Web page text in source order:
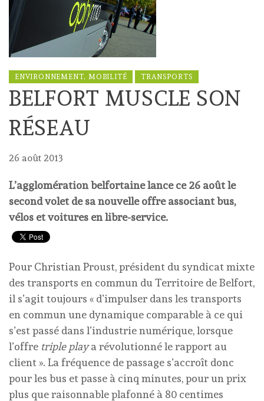
ENVIRONNEMENT, MOBILITÉ TRANSPORTS
BELFORT MUSCLE SON
RÉSEAU
26 août 2013
L’agglomération belfortaine lance ce 26 août le
second volet de sa nouvelle offre associant bus,
vélos et voitures en libre-service.
Pour Christian Proust, président du syndicat mixte
des transports en commun du Territoire de Belfort,
il s’agit toujours « d’impulser dans les transports
en commun une dynamique comparable à ce qui
s’est passé dans l’industrie numérique, lorsque
l’offre triple playa révolutionné le rapport au
client ». La fréquence de passage s’accroît donc
pour les bus et passe à cinq minutes, pour un prix
plus que raisonnable plafonné à 80 centimes